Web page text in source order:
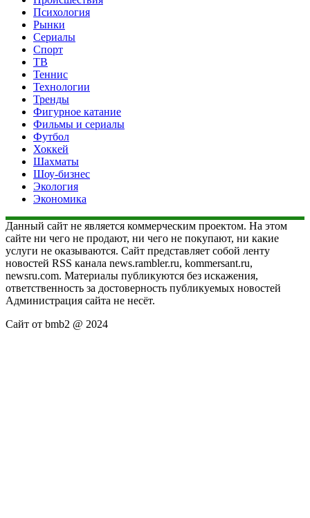
Психология
Рынки
Сериалы
Спорт
ТВ
Теннис
Технологии
Тренды
Фигурное катание
Фильмы и сериалы
Футбол
Хоккей
Шахматы
Шоу-бизнес
Экология
Экономика
Данный сайт не является коммерческим проектом. На этом
сайте ни чего не продают, ни чего не покупают, ни какие
услуги не оказываются. Сайт представляет собой ленту
новостей RSS канала news.rambler.ru, kommersant.ru,
newsru.com. Материалы публикуются без искажения,
ответственность за достоверность публикуемых новостей
Администрация сайта не несёт.
Сайт от bmb2 @ 2024